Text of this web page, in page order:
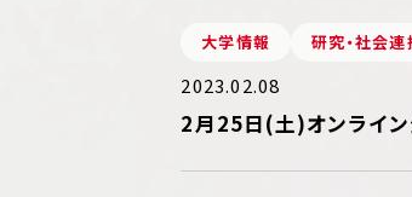
大学情報 研究・社会連
2023.02.08
2月25日(土)オンライン